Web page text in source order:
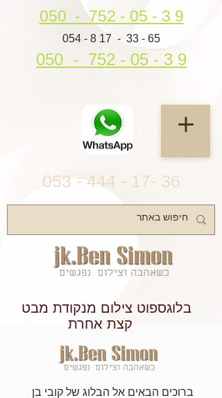
054 - 8 17 - 33 - 65
053 - 444 - 17- 36
050 - 752 - 05 - 3 9
050 - 752 - 05 - 3 9
בלוגספוט צילום מנקודת מבט